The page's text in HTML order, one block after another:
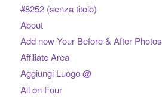
#8252 (senza titolo)
About
Add now Your Before & After Photos
Affiliate Area
Aggiungi Luogo@
All on Four